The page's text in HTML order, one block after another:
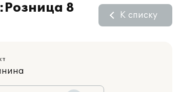
8
К списку